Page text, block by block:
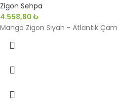
Zigon Sehpa
4.558,80 ₺
Mango Zigon Siyah - Atlantik Çam